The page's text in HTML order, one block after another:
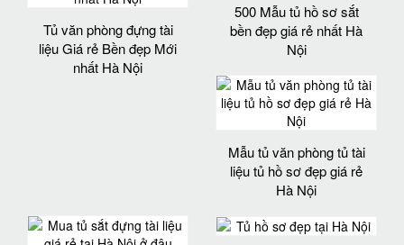
Tủ văn phòng đựng tài
liệu Giá rẻ Bền đẹp Mới
nhất Hà Nội
500 Mẫu tủ hồ sơ sắt
bền đẹp giá rẻ nhất Hà
Nội
Mẫu tủ văn phòng tủ tài
liệu tủ hồ sơ đẹp giá rẻ
Hà Nội